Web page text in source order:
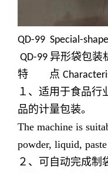
QD-99 Special-
QD-99 异形袋包装
特 点
１、适用于食品行
品的计量包装。
The machine is
powder, liquid,
２、可自动完成制